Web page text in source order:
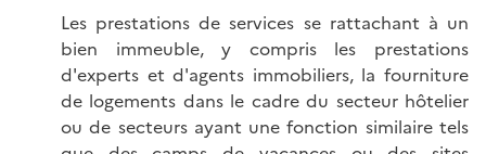
Les prestations de services se rattachant à un
bien immeuble, y compris les prestations
d'experts et d'agents immobiliers, la fourniture
de logements dans le cadre du secteur hôtelier
ou de secteurs ayant une fonction similaire tels